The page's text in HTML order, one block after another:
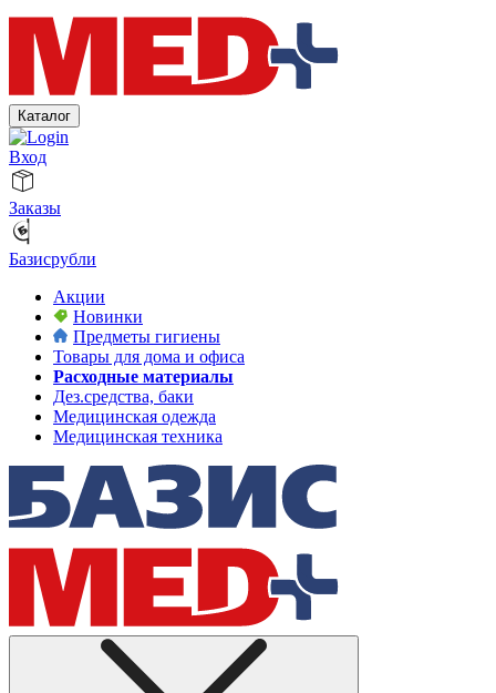
Каталог
Вход
Заказы
Базисрубли
Акции
Новинки
Предметы гигиены
Товары для дома и офиса
Расходные материалы
Дез.средства, баки
Медицинская одежда
Медицинская техника